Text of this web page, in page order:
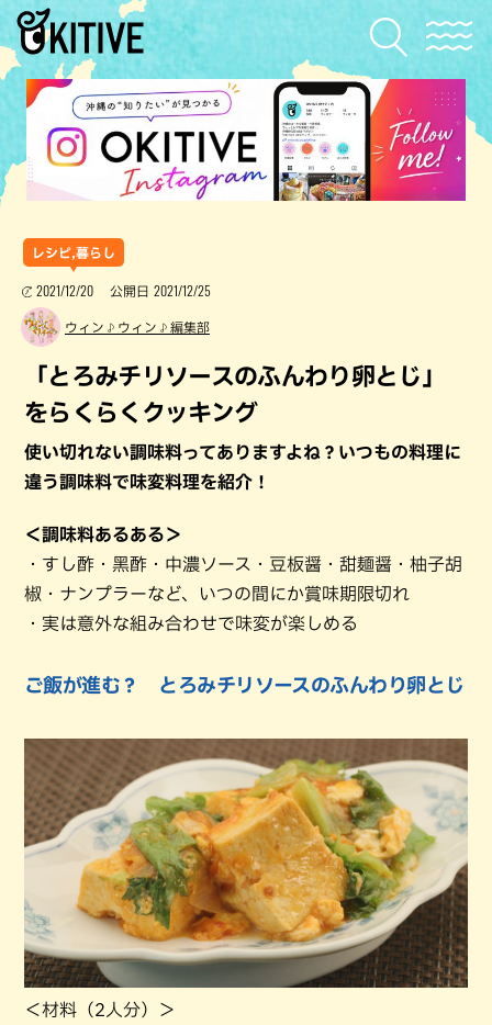
レシピ,暮らし
2021/12/20 公開日 2021/12/25
ウィン♪ウィン♪編集部
「とろみチリソースのふんわり卵とじ」
をらくらくクッキング
使い切れない調味料ってありますよね？いつもの料理に
違う調味料で味変料理を紹介！
＜調味料あるある＞
・すし酢・黑酢・中濃ソース・豆板醤・甜麺醤・柚子胡
椒・ナンプラーなど、いつの間にか賞味期限切れ
・実は意外な組み合わせで味変が楽しめる
ご飯が進む？ とろみチリソースのふんわり卵とじ
＜材料（2人分）＞